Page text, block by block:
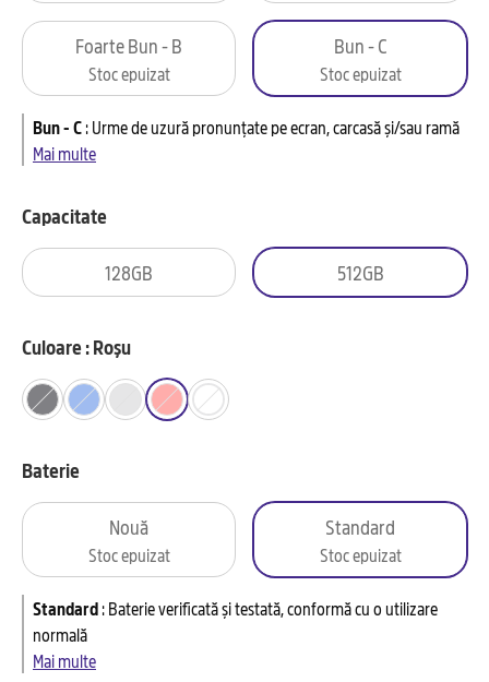
Foarte Bun - B
Stoc epuizat
Bun - C
Stoc epuizat
Bun - C:Urme de uzură pronunțate pe ecran, carcasă și/sau ramă
Mai multe
Capacitate
128GB 512GB
Culoare : Roșu
Baterie
Nouă
Stoc epuizat
Standard
Stoc epuizat
Standard:Baterie verificată și testată, conformă cu o utilizare
normală
Mai multe